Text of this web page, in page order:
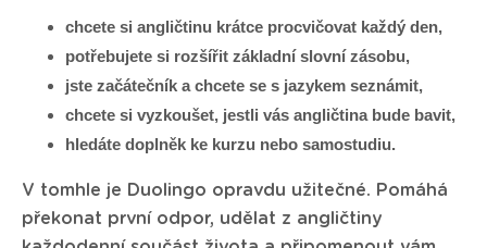
chcete si angličtinu krátce procvičovat každý den,
potřebujete si rozšířit základní slovní zásobu,
jste začátečník a chcete se s jazykem seznámit,
chcete si vyzkoušet, jestli vás angličtina bude bavit,
hledáte doplněk ke kurzu nebo samostudiu.
V tomhle je Duolingo opravdu užitečné. Pomáhá
překonat první odpor, udělat z angličtiny